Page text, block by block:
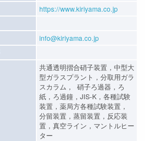
https://www.kiriyama.co.jp
info@kiriyama.co.jp
共通透明摺合硝子装置，中型大
型ガラスプラント，分取用ガラ
スカラム， 硝子ろ過器，ろ
紙，ろ過鐘，JIS-K，各種試験
装置，薬局方各種試験装置，
分留装置，蒸留装置，反応装
置，真空ライン，マントルヒー
ター